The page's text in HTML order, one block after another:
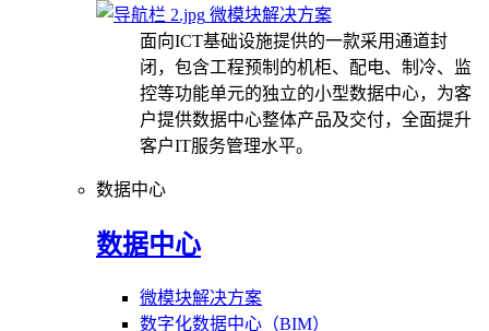
微模块解决方案
面向ICT基础设施提供的一款采用通道封
闭，包含工程预制的机柜、配电、制冷、监
控等功能单元的独立的小型数据中心，为客
户提供数据中心整体产品及交付，全面提升
客户IT服务管理水平。
数据中心
数据中心
微模块解决方案
数字化数据中心（BIM）